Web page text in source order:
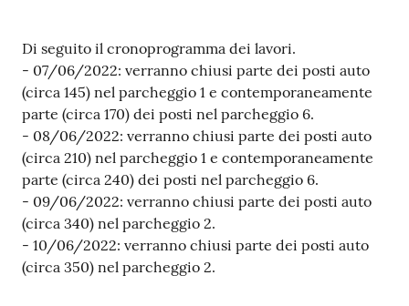
e
n
e
r
e
A
m
m
i
n
Di seguito il cronoprogramma dei lavori.
- 07/06/2022: verranno chiusi parte dei posti auto
(circa 145) nel parcheggio 1 e contemporaneamente
parte (circa 170) dei posti nel parcheggio 6.
- 08/06/2022: verranno chiusi parte dei posti auto
(circa 210) nel parcheggio 1 e contemporaneamente
parte (circa 240) dei posti nel parcheggio 6.
- 09/06/2022: verranno chiusi parte dei posti auto
(circa 340) nel parcheggio 2.
- 10/06/2022: verranno chiusi parte dei posti auto
(circa 350) nel parcheggio 2.